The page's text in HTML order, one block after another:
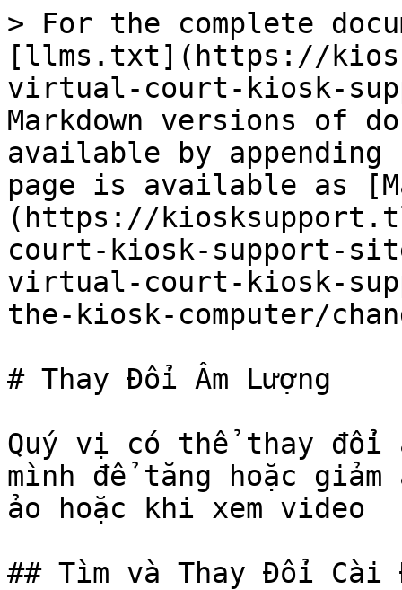
> For the complete
[llms.txt](https://
virtual-court-kiosk-
Markdown versions of
available by
page is available as
(https://
court-kiosk-support-
virtual-court-kiosk-
the-kiosk-computer/
# Thay Đổi Âm Lượng
Quý vị có thể thay đổi
mình để tăng hoặc
ảo hoặc khi xem video
## Tìm và Thay Đổi Cài